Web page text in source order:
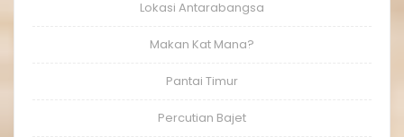
Lokasi Antarabangsa
Makan Kat Mana?
Pantai Timur
Percutian Bajet